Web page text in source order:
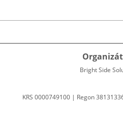
Bright Side
KRS 0000749100 | Regon